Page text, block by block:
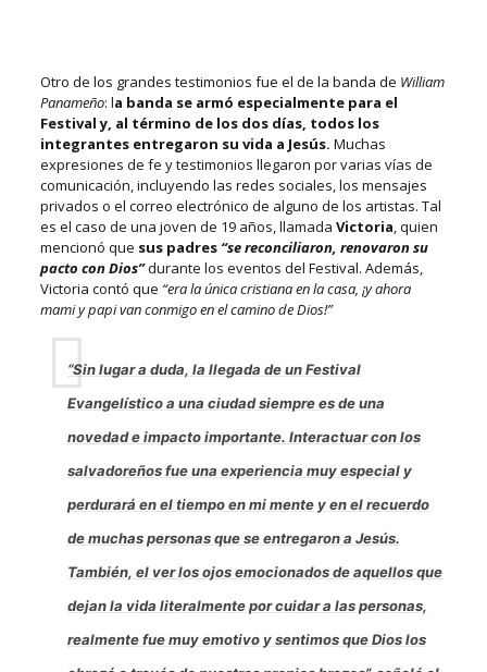
Otro de los grandes testimonios fue el de la banda de William
Panameño: la banda se armó especialmente para el
Festival y, al término de los dos días, todos los
integrantes entregaron su vida a Jesús. Muchas
expresiones de fe y testimonios llegaron por varias vías de
comunicación, incluyendo las redes sociales, los mensajes
privados o el correo electrónico de alguno de los artistas. Tal
es el caso de una joven de 19 años, llamada Victoria, quien
mencionó que sus padres “se reconciliaron, renovaron su
pacto con Dios”durante los eventos del Festival. Además,
Victoria contó que “era la única cristiana en la casa, ¡y ahora
mami y papi van conmigo en el camino de Dios!”
“Sin lugar a duda, la llegada de un Festival
Evangelístico a una ciudad siempre es de una
novedad e impacto importante. Interactuar con los
salvadoreños fue una experiencia muy especial y
perdurará en el tiempo en mi mente y en el recuerdo
de muchas personas que se entregaron a Jesús.
También, el ver los ojos emocionados de aquellos que
dejan la vida literalmente por cuidar a las personas,
realmente fue muy emotivo y sentimos que Dios los